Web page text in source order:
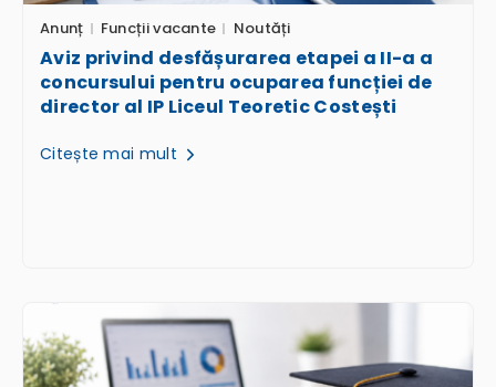
Anunț Funcții vacante Noutăți
Aviz privind desfășurarea etapei a II-a a
concursului pentru ocuparea funcției de
director al IP Liceul Teoretic Costești
Citește mai mult